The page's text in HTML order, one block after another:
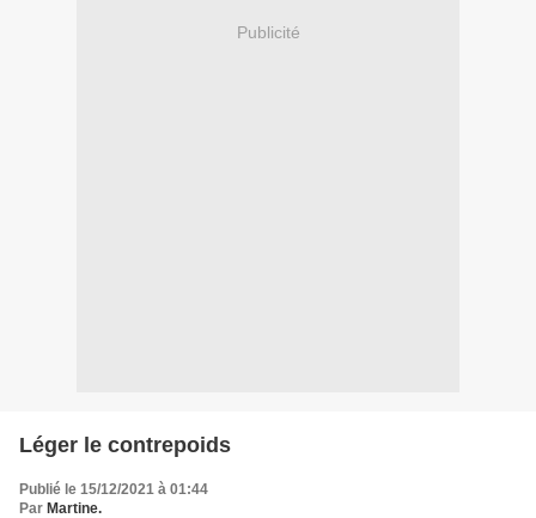
Publicité
Léger le contrepoids
Publié le 15/12/2021 à 01:44
Par Martine.